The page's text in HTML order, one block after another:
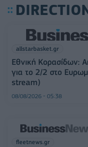
allstarbasket.gr
Εθνική Κορασίδων:
για το 2/2 στο
stream)
08/08/2026 - 05:38
fleetnews.gr